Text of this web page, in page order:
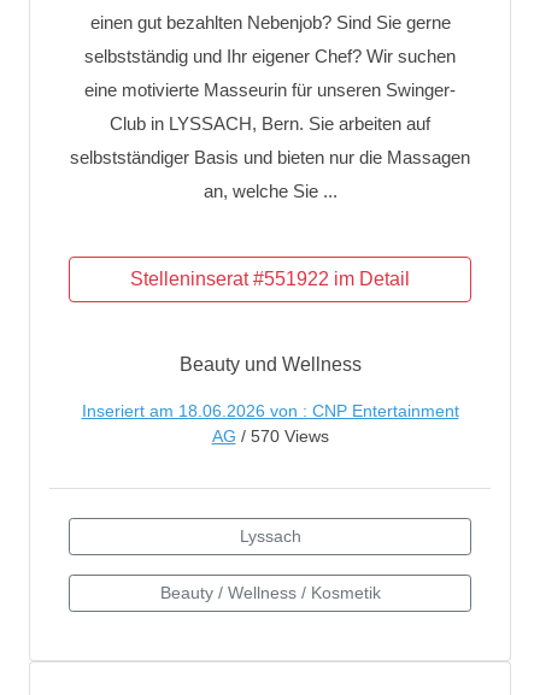
einen gut bezahlten Nebenjob? Sind Sie gerne
selbstständig und Ihr eigener Chef? Wir suchen
eine motivierte Masseurin für unseren Swinger-
Club in LYSSACH, Bern. Sie arbeiten auf
selbstständiger Basis und bieten nur die Massagen
an, welche Sie ...
Beauty und Wellness
Inseriert am 18.06.2026 von : CNP Entertainment
AG / 570 Views